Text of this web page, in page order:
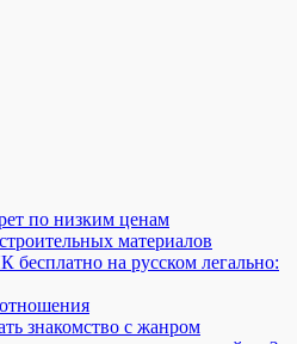
по низким ценам
материалов
бесплатно на русском легально:
знакомство с жанром